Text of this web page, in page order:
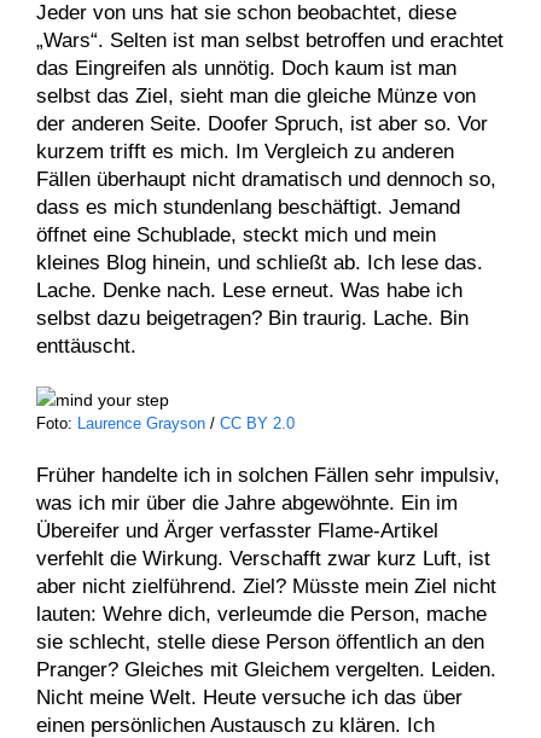
Jeder von uns hat sie schon beobachtet, diese
„Wars“. Selten ist man selbst betroffen und erachtet
das Eingreifen als unnötig. Doch kaum ist man
selbst das Ziel, sieht man die gleiche Münze von
der anderen Seite. Doofer Spruch, ist aber so. Vor
kurzem trifft es mich. Im Vergleich zu anderen
Fällen überhaupt nicht dramatisch und dennoch so,
dass es mich stundenlang beschäftigt. Jemand
öffnet eine Schublade, steckt mich und mein
kleines Blog hinein, und schließt ab. Ich lese das.
Lache. Denke nach. Lese erneut. Was habe ich
selbst dazu beigetragen? Bin traurig. Lache. Bin
enttäuscht.
Foto: Laurence Grayson / CC BY 2.0
Früher handelte ich in solchen Fällen sehr impulsiv,
was ich mir über die Jahre abgewöhnte. Ein im
Übereifer und Ärger verfasster Flame-Artikel
verfehlt die Wirkung. Verschafft zwar kurz Luft, ist
aber nicht zielführend. Ziel? Müsste mein Ziel nicht
lauten: Wehre dich, verleumde die Person, mache
sie schlecht, stelle diese Person öffentlich an den
Pranger? Gleiches mit Gleichem vergelten. Leiden.
Nicht meine Welt. Heute versuche ich das über
einen persönlichen Austausch zu klären. Ich